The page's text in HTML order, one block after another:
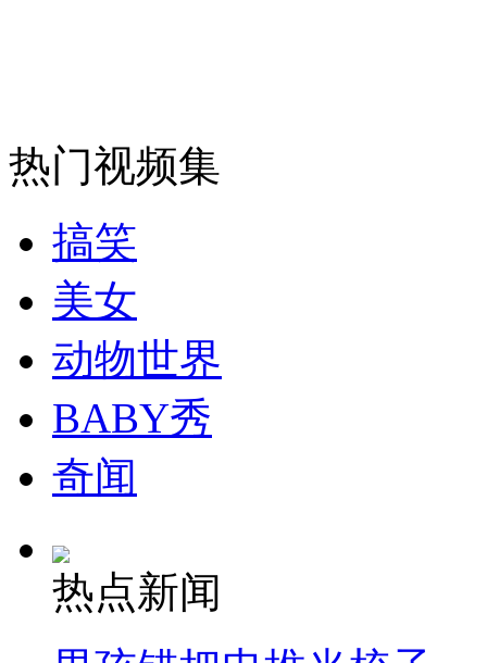
走！跟着总书记去植树
消防员救轻生者
纽约上演“枕头大战”
司机酒驾遇交警 急速倒车逃窜
热门视频集
搞笑
美女
动物世界
BABY秀
奇闻
热点新闻